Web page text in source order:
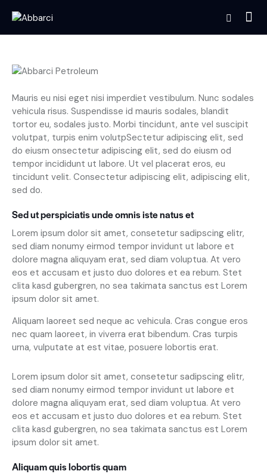
Mauris eu nisi eget nisi imperdiet vestibulum. Nunc sodales
vehicula risus. Suspendisse id mauris sodales, blandit
tortor eu, sodales justo. Morbi tincidunt, ante vel suscipit
volutpat, turpis enim volutpSectetur adipiscing elit, sed
do eiusm onsectetur adipiscing elit, sed do eiusm od
tempor incididunt ut labore. Ut vel placerat eros, eu
tincidunt velit. Consectetur adipiscing elit, adipiscing elit,
sed do.
Sed ut perspiciatis unde omnis iste natus et
Lorem ipsum dolor sit amet, consetetur sadipscing elitr,
sed diam nonumy eirmod tempor invidunt ut labore et
dolore magna aliquyam erat, sed diam voluptua. At vero
eos et accusam et justo duo dolores et ea rebum. Stet
clita kasd gubergren, no sea takimata sanctus est Lorem
ipsum dolor sit amet.
Aliquam laoreet sed neque ac vehicula. Cras congue eros
nec quam laoreet, in viverra erat bibendum. Cras turpis
urna, vulputate at est vitae, posuere lobortis erat.
Lorem ipsum dolor sit amet, consetetur sadipscing elitr,
sed diam nonumy eirmod tempor invidunt ut labore et
dolore magna aliquyam erat, sed diam voluptua. At vero
eos et accusam et justo duo dolores et ea rebum. Stet
clita kasd gubergren, no sea takimata sanctus est Lorem
ipsum dolor sit amet.
Aliquam quis lobortis quam